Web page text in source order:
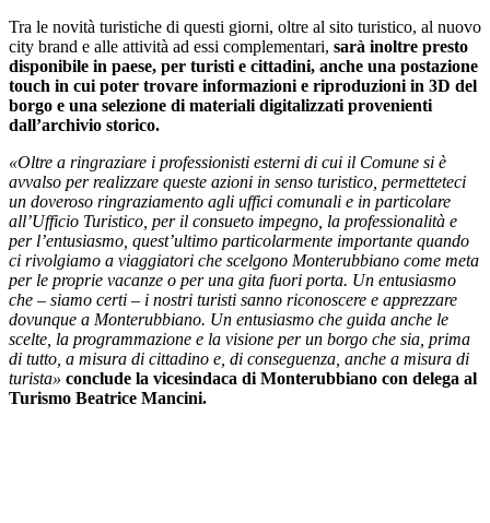
Tra le novità turistiche di questi giorni, oltre al sito turistico, al nuovo
city brand e alle attività ad essi complementari, sarà inoltre presto
disponibile in paese, per turisti e cittadini, anche una postazione
touch in cui poter trovare informazioni e riproduzioni in 3D del
borgo e una selezione di materiali digitalizzati provenienti
dall’archivio storico.
«Oltre a ringraziare i professionisti esterni di cui il Comune si è
avvalso per realizzare queste azioni in senso turistico, permetteteci
un doveroso ringraziamento agli uffici comunali e in particolare
all’Ufficio Turistico, per il consueto impegno, la professionalità e
per l’entusiasmo, quest’ultimo particolarmente importante quando
ci rivolgiamo a viaggiatori che scelgono Monterubbiano come meta
per le proprie vacanze o per una gita fuori porta. Un entusiasmo
che – siamo certi – i nostri turisti sanno riconoscere e apprezzare
dovunque a Monterubbiano. Un entusiasmo che guida anche le
scelte, la programmazione e la visione per un borgo che sia, prima
di tutto, a misura di cittadino e, di conseguenza, anche a misura di
turista» conclude la vicesindaca di Monterubbiano con delega al
Turismo Beatrice Mancini.